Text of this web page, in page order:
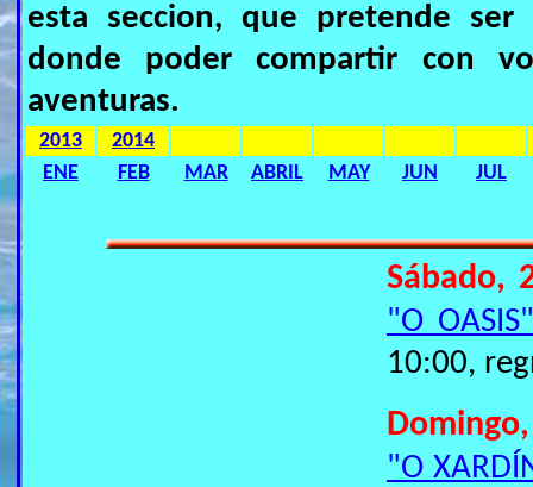
esta seccion, que pretende
donde poder compartir con
aventuras.
2013
2014
ENE
FEB MAR ABRIL MAY JUN JUL
Sábado,
"O OASIS"
10:00,
"O